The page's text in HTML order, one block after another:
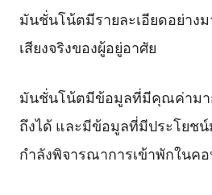
มันชั่นโน้ตมีรายละเอียดอย่าง
เสียงจริงของผู้อยู่อาศัย
มันชั่นโน้ตมีข้อมูลที่มีคุณค่ามา
ถึงได้ และมีข้อมูลที่มีประโยช
กำลังพิจารณาการเข้าพักในค